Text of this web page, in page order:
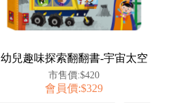
幼兒趣味探索翻翻書-宇宙太空
市售價:$420
會員價:$329